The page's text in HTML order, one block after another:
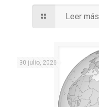
Leer más
30 julio, 2026